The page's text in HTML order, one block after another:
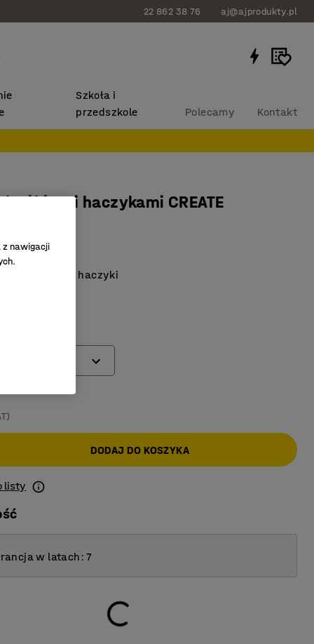
22 862 38 76 aj@ajprodukty.pl
Szkoła i
przedszkole
Polecamy Kontakt
i haczykami CREATE
ubrania i trzy haczyki
DODAJ DO KOSZYKA
listy
w latach: 7
z nawigacji